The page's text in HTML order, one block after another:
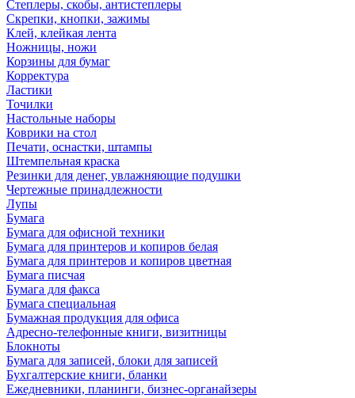
Степлеры, скобы, антистеплеры
Скрепки, кнопки, зажимы
Клей, клейкая лента
Ножницы, ножи
Корзины для бумаг
Корректура
Ластики
Точилки
Настольные наборы
Коврики на стол
Печати, оснастки, штампы
Штемпельная краска
Резинки для денег, увлажняющие подушки
Чертежные принадлежности
Лупы
Бумага
Бумага для офисной техники
Бумага для принтеров и копиров белая
Бумага для принтеров и копиров цветная
Бумага писчая
Бумага для факса
Бумага специальная
Бумажная продукция для офиса
Адресно-телефонные книги, визитницы
Блокноты
Бумага для записей, блоки для записей
Бухгалтерские книги, бланки
Ежедневники, планинги, бизнес-органайзеры